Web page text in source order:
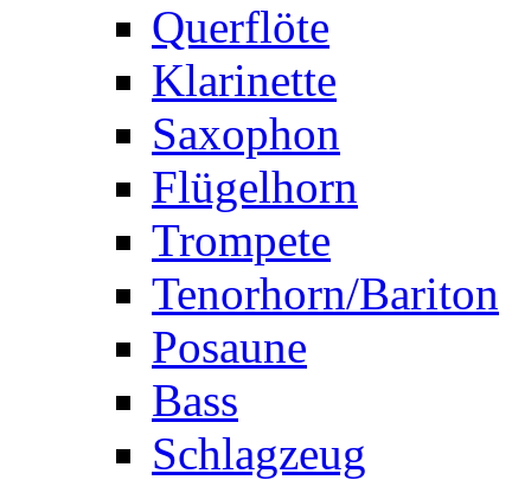
Querflöte
Klarinette
Saxophon
Flügelhorn
Trompete
Tenorhorn/Bariton
Posaune
Bass
Schlagzeug